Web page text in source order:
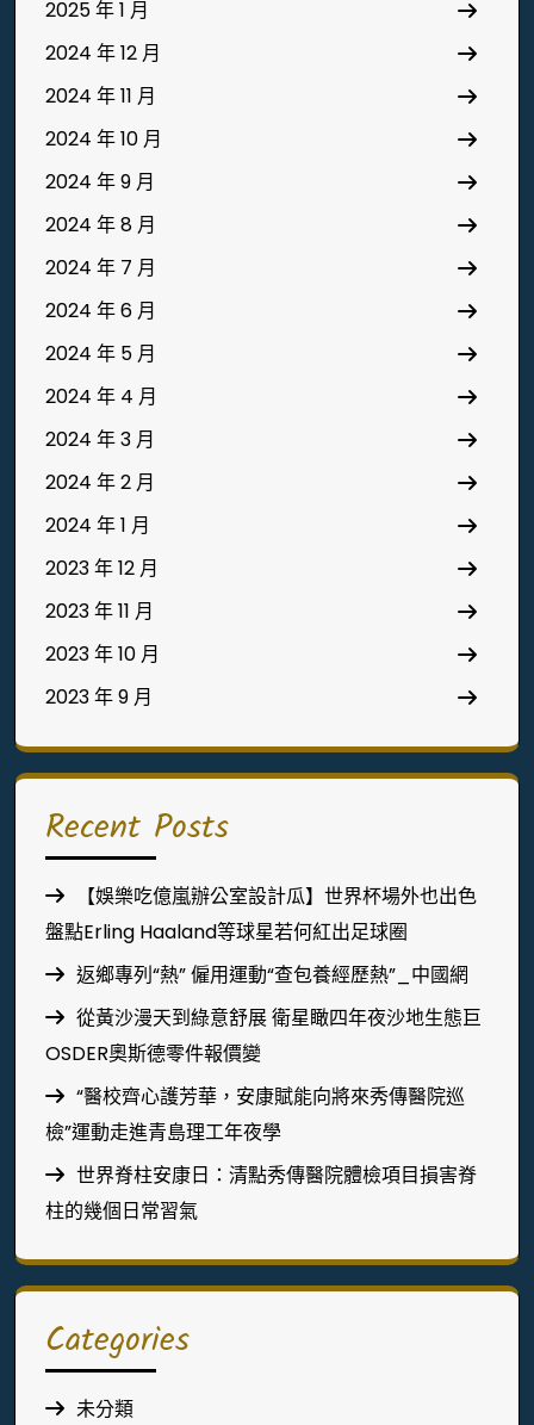
2025 年 1 月
2024 年 12 月
2024 年 11 月
2024 年 10 月
2024 年 9 月
2024 年 8 月
2024 年 7 月
2024 年 6 月
2024 年 5 月
2024 年 4 月
2024 年 3 月
2024 年 2 月
2024 年 1 月
2023 年 12 月
2023 年 11 月
2023 年 10 月
2023 年 9 月
Recent Posts
【娛樂吃億嵐辦公室設計瓜】世界杯場外也出色
盤點Erling Haaland等球星若何紅出足球圈
返鄉專列“熱” 僱用運動“查包養經歷熱”_中國網
從黃沙漫天到綠意舒展 衛星瞰四年夜沙地生態巨
OSDER奧斯德零件報價變
“醫校齊心護芳華，安康賦能向將來秀傳醫院巡
檢”運動走進青島理工年夜學
世界脊柱安康日：清點秀傳醫院體檢項目損害脊
柱的幾個日常習氣
Categories
未分類